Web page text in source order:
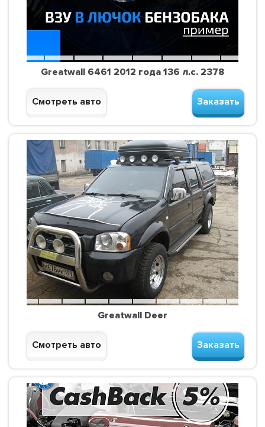
Greatwall 6461 2012 года 136 л.с. 2378
Смотреть авто Заказать
Greatwall Deer
Смотреть авто Заказать